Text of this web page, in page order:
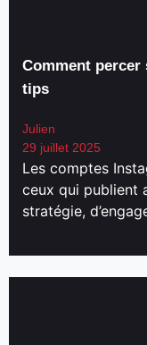
Comment
tips
Julien
29 juillet 2025
Les comptes
ceux qui publient
stratégie,